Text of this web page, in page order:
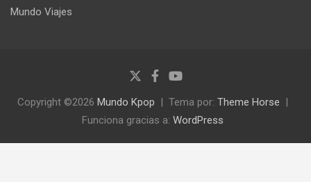
Mundo Viajes
Copyright ©2026 Mundo Kpop Tema por: Theme Horse
Funciona gracias a: WordPress